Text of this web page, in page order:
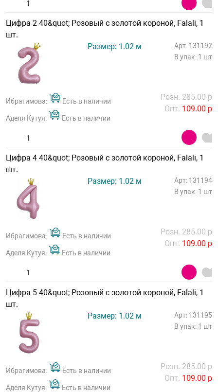
Цифра 2 40&quot; Розовый с золотой короной, Falali, 1
шт.
Размер: 1.02 м
Арт: 131192
В упак: 1 шт
Ибрагимова: Есть в наличии
Аделя Кутуя: Есть в наличии
Розн. 285.00 р
Опт. 109.00 р
Цифра 4 40&quot; Розовый с золотой короной, Falali, 1
шт.
Размер: 1.02 м
Арт: 131194
В упак: 1 шт
Ибрагимова: Есть в наличии
Аделя Кутуя: Есть в наличии
Розн. 285.00 р
Опт. 109.00 р
Цифра 5 40&quot; Розовый с золотой короной, Falali, 1
шт.
Размер: 1.02 м
Арт: 131195
В упак: 1 шт
Ибрагимова: Есть в наличии
Аделя Кутуя: Есть в наличии
Розн. 285.00 р
Опт. 109.00 р